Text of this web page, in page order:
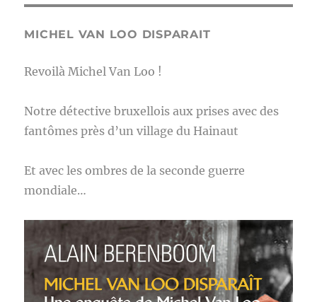
MICHEL VAN LOO DISPARAIT
Revoilà Michel Van Loo !
Notre détective bruxellois aux prises avec des
fantômes près d’un village du Hainaut
Et avec les ombres de la seconde guerre
mondiale…